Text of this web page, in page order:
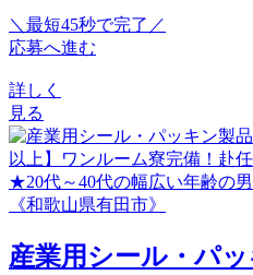
＼最短45秒で完了／
応募へ進む
詳しく
見る
産業用シール・パ